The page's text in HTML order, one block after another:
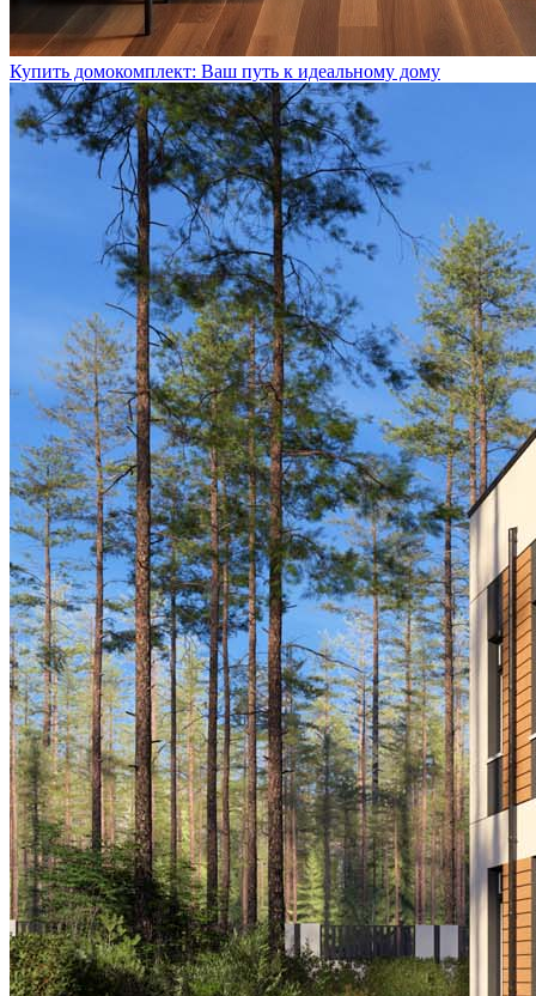
Купить домокомплект: Ваш путь к идеальному дому